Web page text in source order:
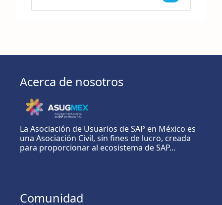
Acerca de nosotros
La Asociación de Usuarios de SAP en México es
una Asociación Civil, sin fines de lucro, creada
para proporcionar al ecosistema de SAP...
Comunidad